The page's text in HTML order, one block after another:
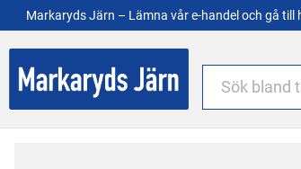
Markaryds Järn – Lämna vår e-handel och gå